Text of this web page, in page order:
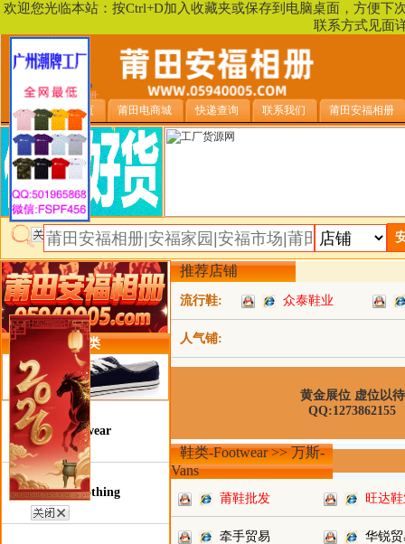
欢迎您光临本站：按Ctrl+D加入收藏夹或保存到电脑桌面，方便
联系方式见面
安福相册首页 莆田电商城 快递查询 联系我们 莆田安福相册
类目详细分类
鞋类-Footwear
服装类-Clothing
推荐店铺
流行鞋:
人气铺:
众泰鞋业
黄金展位 虚位以待
QQ:1273862155
鞋类-Footwear >> 万斯-
Vans
莆鞋批发 旺达
牵手贸易 华锐